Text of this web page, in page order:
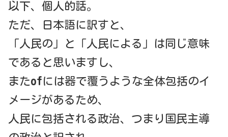
以下、個人的話。
ただ、日本語に訳すと、
「人民の」と「人民による」は同じ意味
であると思いますし、
またofには器で覆うような全体包括のイ
メージがあるため、
人民に包括される政治、つまり国民主導